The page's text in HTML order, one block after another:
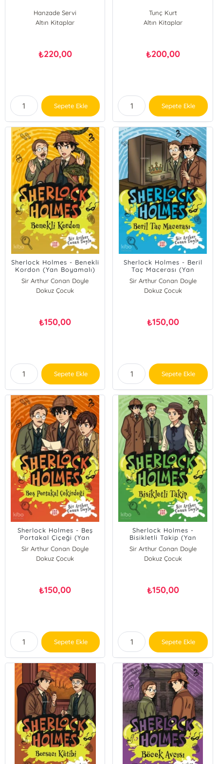
Hanzade Servi
Altın Kitaplar
₺220,00
Sepete Ekle
Tunç Kurt
Altın Kitaplar
₺200,00
Sepete Ekle
Sherlock Holmes - Benekli
Kordon (Yan Boyamalı)
Sir Arthur Conan Doyle
Dokuz Çocuk
₺150,00
Sepete Ekle
Sherlock Holmes - Beril
Taç Macerası (Yan
Boyamalı)
Sir Arthur Conan Doyle
Dokuz Çocuk
₺150,00
Sepete Ekle
Sherlock Holmes - Beş
Portakal Çiçeği (Yan
Boyamalı)
Sir Arthur Conan Doyle
Dokuz Çocuk
₺150,00
Sepete Ekle
Sherlock Holmes -
Bisikletli Takip (Yan
Boyamalı)
Sir Arthur Conan Doyle
Dokuz Çocuk
₺150,00
Sepete Ekle